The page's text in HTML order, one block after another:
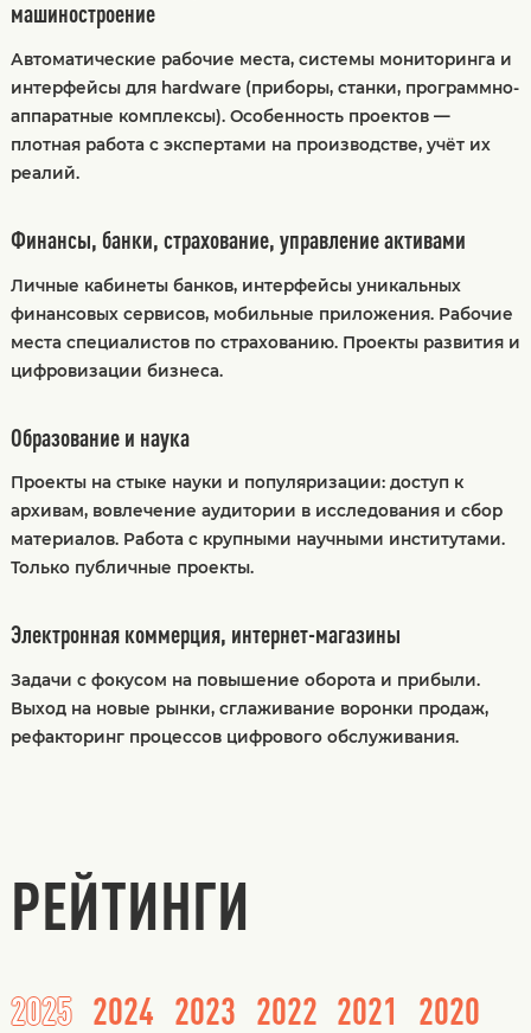
машиностроение
Автоматические рабочие места, системы мониторинга и
интерфейсы для hardware (приборы, станки, программно-
аппаратные комплексы). Особенность проектов —
плотная работа с экспертами на производстве, учёт их
реалий.
Финансы, банки, страхование, управление активами
Личные кабинеты банков, интерфейсы уникальных
финансовых сервисов, мобильные приложения. Рабочие
места специалистов по страхованию. Проекты развития и
цифровизации бизнеса.
Образование и наука
Проекты на стыке науки и популяризации: доступ к
архивам, вовлечение аудитории в исследования и сбор
материалов. Работа с крупными научными институтами.
Только публичные проекты.
Электронная коммерция, интернет-магазины
Задачи с фокусом на повышение оборота и прибыли.
Выход на новые рынки, сглаживание воронки продаж,
рефакторинг процессов цифрового обслуживания.
РЕЙТИНГИ
2025 2024 2023 2022 2021 2020